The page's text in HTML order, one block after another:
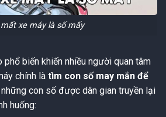
xe máy là số mấy
biến khiến nhiều người quan tâm
chính là tìm con số may mắn để
con số được dân gian truyền lại
huống: